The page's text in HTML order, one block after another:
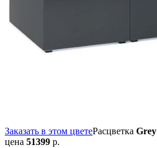
Заказать в этом цветеРасцветка Grey
цена 51399 р.